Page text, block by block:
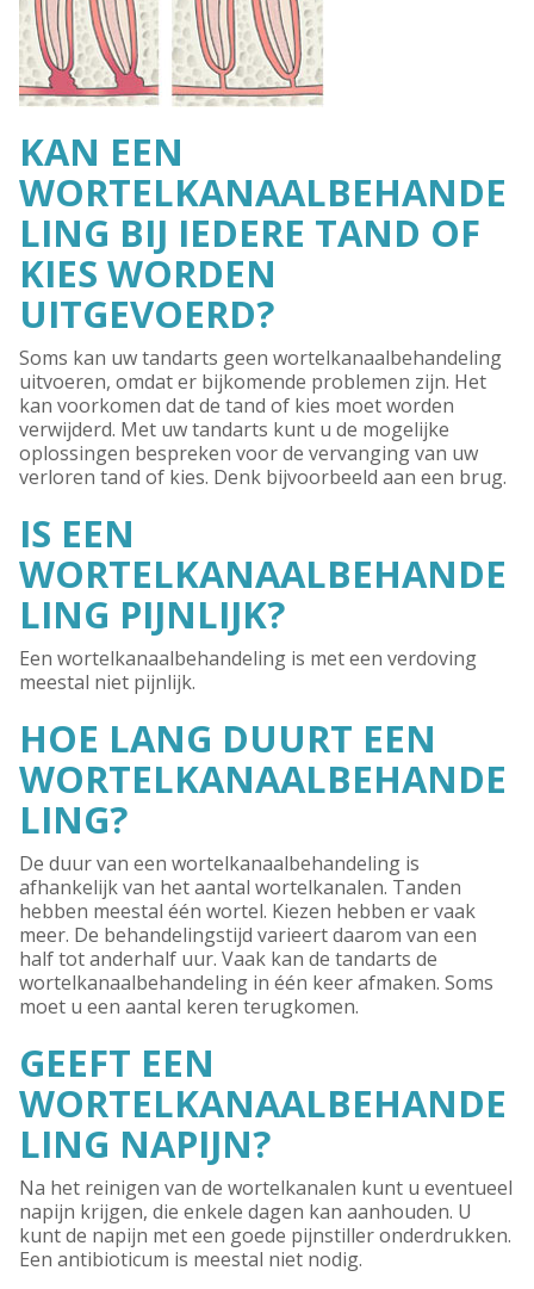
KAN EEN
WORTELKANAALBEHANDE
LING BIJ IEDERE TAND OF
KIES WORDEN
UITGEVOERD?
Soms kan uw tandarts geen wortelkanaalbehandeling
uitvoeren, omdat er bijkomende problemen zijn. Het
kan voorkomen dat de tand of kies moet worden
verwijderd. Met uw tandarts kunt u de mogelijke
oplossingen bespreken voor de vervanging van uw
verloren tand of kies. Denk bijvoorbeeld aan een brug.
IS EEN
WORTELKANAALBEHANDE
LING PIJNLIJK?
Een wortelkanaalbehandeling is met een verdoving
meestal niet pijnlijk.
HOE LANG DUURT EEN
WORTELKANAALBEHANDE
LING?
De duur van een wortelkanaalbehandeling is
afhankelijk van het aantal wortelkanalen. Tanden
hebben meestal één wortel. Kiezen hebben er vaak
meer. De behandelingstijd varieert daarom van een
half tot anderhalf uur. Vaak kan de tandarts de
wortelkanaalbehandeling in één keer afmaken. Soms
moet u een aantal keren terugkomen.
GEEFT EEN
WORTELKANAALBEHANDE
LING NAPIJN?
Na het reinigen van de wortelkanalen kunt u eventueel
napijn krijgen, die enkele dagen kan aanhouden. U
kunt de napijn met een goede pijnstiller onderdrukken.
Een antibioticum is meestal niet nodig.